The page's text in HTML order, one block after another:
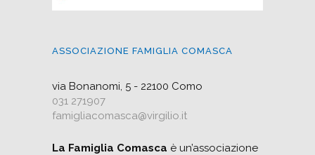
ASSOCIAZIONE FAMIGLIA COMASCA
via Bonanomi, 5 - 22100 Como
031 271907
famigliacomasca@virgilio.it
La Famiglia Comasca è un’associazione